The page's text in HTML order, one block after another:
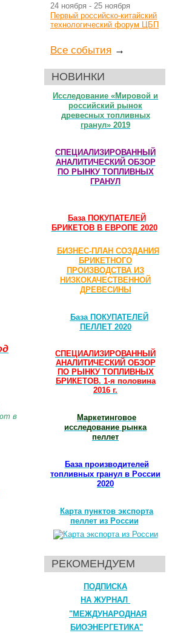
в
24 ноября - 25 ноября
Первый российско-китайский
технологический форум ЦБП
Все события →
НОВИНКИ
Исследование «Мировой и
российский рынок
древесных топливных
гранул» 2019
СПЕЦИАЛИЗИРОВАННЫЙ
АНАЛИТИЧЕСКИЙ ОБЗОР
ПО РЫНКУ ТОПЛИВНЫХ
ГРАНУЛ
База ПОКУПАТЕЛЕЙ
БРИКЕТОВ В ЕВРОПЕ 2020
БИЗНЕС-ПЛАН СОЗДАНИЯ
БРИКЕТНОГО
ПРОИЗВОДСТВА ИЗ
НИЗКОКАЧЕСТВЕННОЙ
ДРЕВЕСИНЫ
База ПОКУПАТЕЛЕЙ
ПЕЛЛЕТ 2020
СПЕЦИАЛИЗИРОВАННЫЙ
АНАЛИТИЧЕСКИЙ ОБЗОР
ПО РЫНКУ ТОПЛИВНЫХ
БРИКЕТОВ. 1-я половина
2016 г.
Маркетинговое
исследование рынка
пеллет
База производителей
топливных гранул в России
2020
Карта пунктов экспорта
пеллет из России
РЕКОМЕНДУЕМ
ПОДПИСКА
НА ЖУРНАЛ
"МЕЖДУНАРОДНАЯ
БИОЭНЕРГЕТИКА"